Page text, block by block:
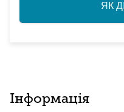
ЯК
Інформація